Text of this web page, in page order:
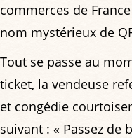
commerces de
nom mystérieux de
Tout se passe au
ticket, la vendeuse
et congédie
suivant : « Passez de